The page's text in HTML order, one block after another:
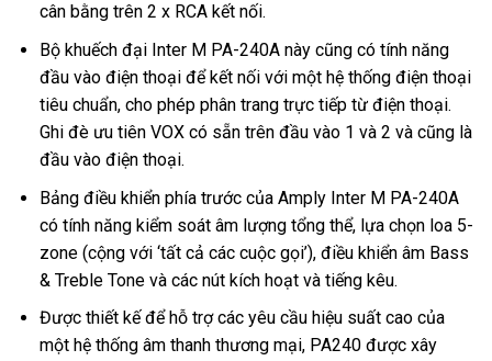
cân bằng trên 2 x RCA kết nối.
Bộ khuếch đại Inter M PA-240A này cũng có tính năng
đầu vào điện thoại để kết nối với một hệ thống điện thoại
tiêu chuẩn, cho phép phân trang trực tiếp từ điện thoại.
Ghi đè ưu tiên VOX có sẵn trên đầu vào 1 và 2 và cũng là
đầu vào điện thoại.
Bảng điều khiển phía trước của Amply Inter M PA-240A
có tính năng kiểm soát âm lượng tổng thể, lựa chọn loa 5-
zone (cộng với ‘tất cả các cuộc gọi’), điều khiển âm Bass
& Treble Tone và các nút kích hoạt và tiếng kêu.
Được thiết kế để hỗ trợ các yêu cầu hiệu suất cao của
một hệ thống âm thanh thương mại, PA240 được xây